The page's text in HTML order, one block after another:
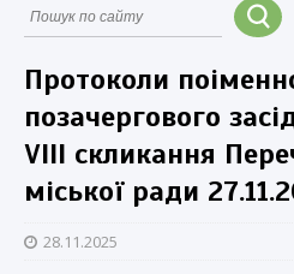
Протоколи
позачергового
VIII скликання
міської ради
28.11.2025